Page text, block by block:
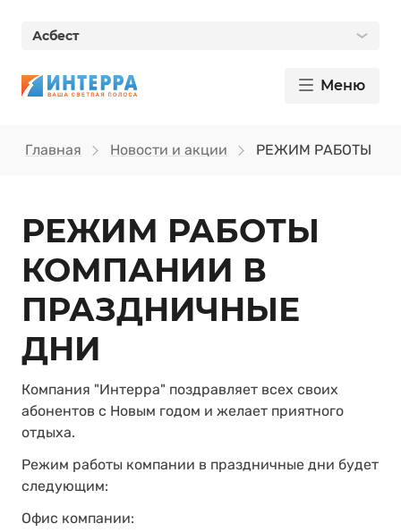
Асбест
Меню
Главная Новости и акции РЕЖИМ РАБОТЫ
РЕЖИМ РАБОТЫ
КОМПАНИИ В
ПРАЗДНИЧНЫЕ
ДНИ
Компания "Интерра" поздравляет всех своих
абонентов с Новым годом и желает приятного
отдыха.
Режим работы компании в праздничные дни будет
следующим:
Офис компании: